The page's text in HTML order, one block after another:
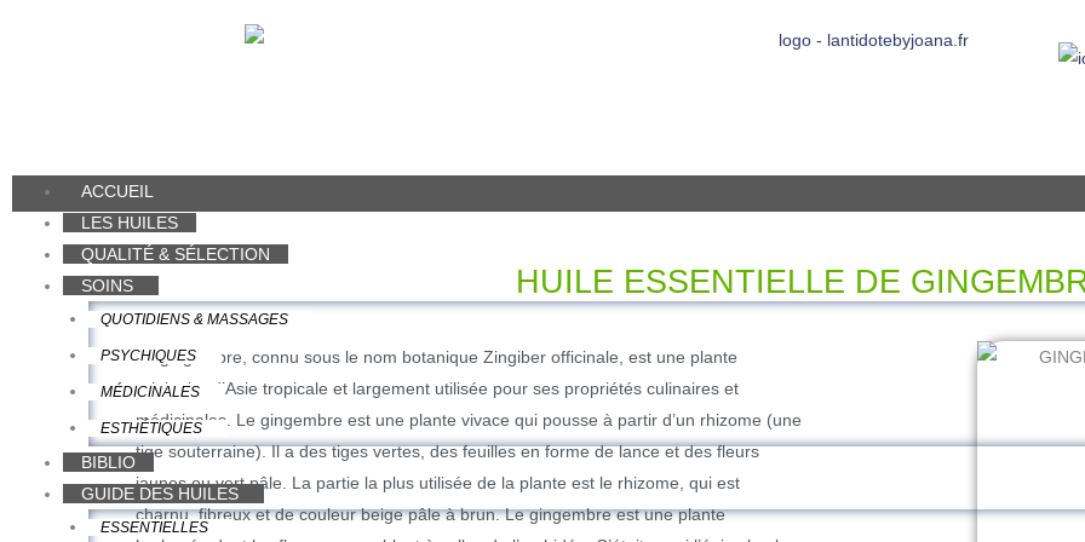
ACCUEIL
LES HUILES
QUALITÉ & SÉLECTION
SOINS
QUOTIDIENS & MASSAGES
PSYCHIQUES
MÉDICINALES
ESTHÉTIQUES
BIBLIO
GUIDE DES HUILES
ESSENTIELLES
HUILE ESSENTIELLE DE
Le gingembre, connu sous le nom botanique Zingiber officinale, est une plante
originaire d’Asie tropicale et largement utilisée pour ses propriétés culinaires et
médicinales. Le gingembre est une plante vivace qui pousse à partir d’un rhizome (une
tige souterraine). Il a des tiges vertes, des feuilles en forme de lance et des fleurs
jaunes ou vert pâle. La partie la plus utilisée de la plante est le rhizome, qui est
charnu, fibreux et de couleur beige pâle à brun. Le gingembre est une plante